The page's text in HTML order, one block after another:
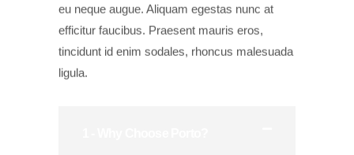
eu neque augue. Aliquam egestas nunc at
efficitur faucibus. Praesent mauris eros,
tincidunt id enim sodales, rhoncus malesuada
ligula.